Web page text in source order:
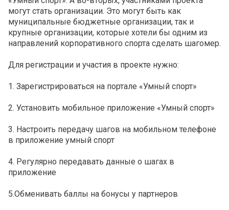
могут стать организации. Это могут быть как
муниципальные бюджетные организации, так и
крупные организации, которые хотели бы одним из
направлений корпоративного спорта сделать шагомер.
Для регистрации и участия в проекте нужно:
1. Зарегистрироваться на портале «Умный спорт»
2. Установить мобильное приложение «Умный спорт»
3. Настроить передачу шагов на мобильном телефоне
в приложение умный спорт
4. Регулярно передавать данные о шагах в
приложение
5.Обменивать баллы на бонусы у партнеров